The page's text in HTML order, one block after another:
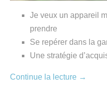
Je veux un appareil
prendre
Se repérer dans la
Une stratégie
Continue la lecture →